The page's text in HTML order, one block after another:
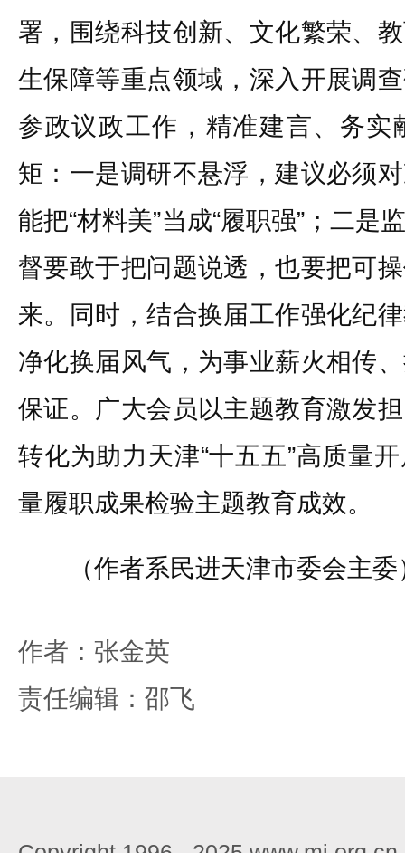
署，围绕科技创新、文化繁荣、
生保障等重点领域，深入开展调
参政议政工作，精准建言、务实
矩：一是调研不悬浮，建议必须
能把“材料美”当成“履职强”；二是
督要敢于把问题说透，也要把可
来。同时，结合换届工作强化纪
净化换届风气，为事业薪火相传
保证。广大会员以主题教育激发
转化为助力天津“十五五”高质量
量履职成果检验主题教育成效。
（作者系民进天津市委会主委
作者：张金英
责任编辑：邵飞